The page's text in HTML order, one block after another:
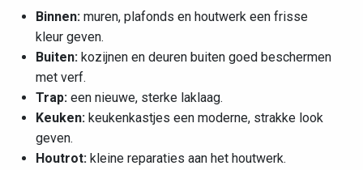
Binnen: muren, plafonds en houtwerk een frisse
kleur geven.
Buiten: kozijnen en deuren buiten goed beschermen
met verf.
Trap: een nieuwe, sterke laklaag.
Keuken: keukenkastjes een moderne, strakke look
geven.
Houtrot: kleine reparaties aan het houtwerk.